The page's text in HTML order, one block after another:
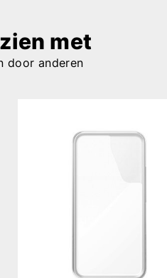
met
door anderen